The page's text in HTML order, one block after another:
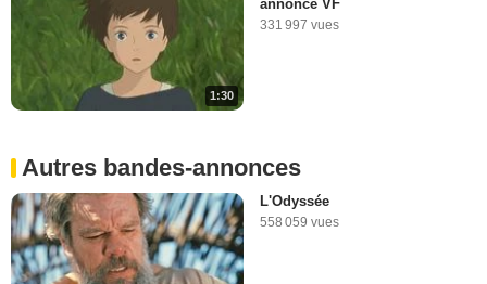
1:30
annonce VF
331 997 vues
Autres bandes-annonces
L'Odyssée
558 059 vues